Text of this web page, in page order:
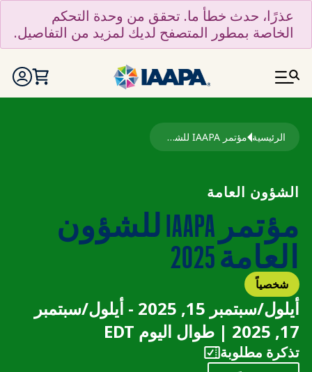
تجاوز إلى المحتوى الرئيسي
عذرًا، حدث خطأ ما. تحقق من وحدة التحكم
الخاصة بمطور المتصفح لديك لمزيد من التفاصيل.
مسار التنقل
الرئيسية مؤتمر IAAPA للشؤون العامة 2025
الشؤون العامة
مؤتمر IAAPA للشؤون
العامة 2025
شخصياً
أيلول/سبتمبر 15, 2025 - أيلول/سبتمبر
17, 2025 | طوال اليوم EDT
تذكرة مطلوبة